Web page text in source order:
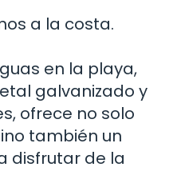
a la costa.
en la playa,
galvanizado y
ofrece no solo
también un
disfrutar de la